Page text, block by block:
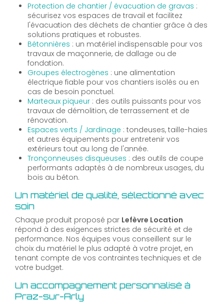
Protection de chantier / évacuation de gravas :
sécurisez vos espaces de travail et facilitez
l'évacuation des déchets de chantier grâce à des
solutions pratiques et robustes.
Bétonnières : un matériel indispensable pour vos
travaux de maçonnerie, de dallage ou de
fondation.
Groupes électrogènes : une alimentation
électrique fiable pour vos chantiers isolés ou en
cas de besoin ponctuel.
Marteaux piqueur : des outils puissants pour vos
travaux de démolition, de terrassement et de
rénovation.
Espaces verts / Jardinage : tondeuses, taille-haies
et autres équipements pour entretenir vos
extérieurs tout au long de l'année.
Tronçonneuses disqueuses : des outils de coupe
performants adaptés à de nombreux usages, du
bois au béton.
Un matériel de qualité, sélectionné avec
soin
Chaque produit proposé par Lefèvre Location
répond à des exigences strictes de sécurité et de
performance. Nos équipes vous conseillent sur le
choix du matériel le plus adapté à votre projet, en
tenant compte de vos contraintes techniques et de
votre budget.
Un accompagnement personnalisé à
Praz-sur-Arly